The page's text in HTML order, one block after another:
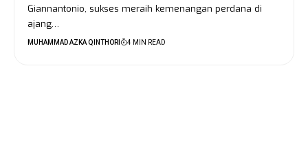
Giannantonio, sukses meraih kemenangan perdana di
ajang…
MUHAMMAD AZKA QINTHORI 4 MIN READ